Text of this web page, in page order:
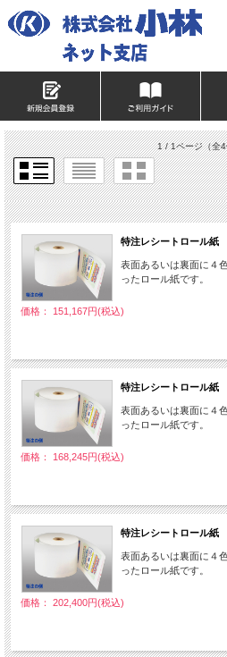
1 / 1ページ（全
特注レシートロール
表面あるいは裏面に４
ったロール紙です。
価格： 151,167円(税込)
特注レシートロール
表面あるいは裏面に４
ったロール紙です。
価格： 168,245円(税込)
特注レシートロール
表面あるいは裏面に４
ったロール紙です。
価格： 202,400円(税込)